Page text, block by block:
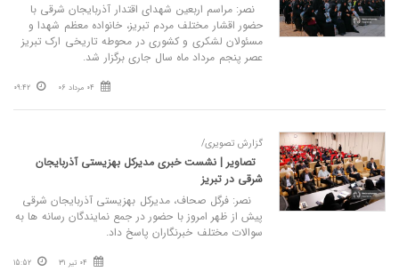
نصر: مراسم اربعین شهدای اقتدار آذربایجان شرقی با
حضور اقشار مختلف مردم تبریز، خانواده معظم شهدا و
مسئولان لشکری و کشوری در محوطه تاریخی ارک تبریز
عصر پنجم مرداد ماه سال جاری برگزار شد.
04 مرداد 06 09:42
گزارش تصویری/
تصاویر | نشست خبری مدیرکل بهزیستی آذربایجان
شرقی در تبریز
نصر: فرگل صحاف، مدیرکل بهزیستی آذربایجان شرقی
پیش از ظهر امروز با حضور در جمع نمایندگان رسانه‌ ها به
سوالات مختلف خبرنگاران پاسخ داد.
04 تیر 31 15:52